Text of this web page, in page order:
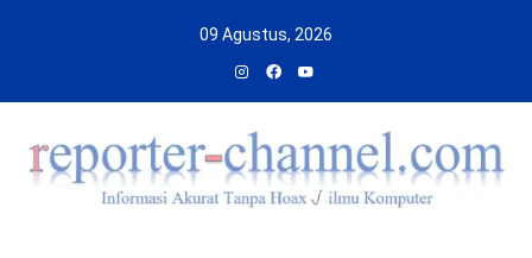
09 Agustus, 2026